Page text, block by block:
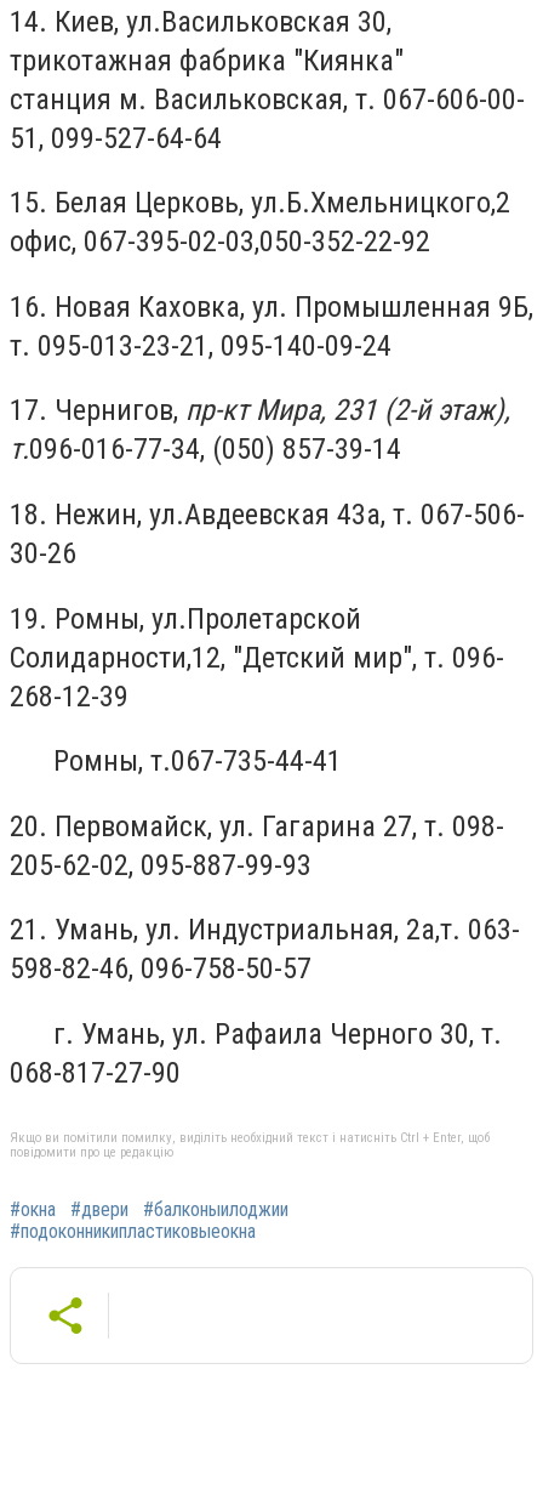
14. Киев, ул.Васильковская 30,
трикотажная фабрика "Киянка"
станция м. Васильковская, т. 067-606-00-
51, 099-527-64-64
15. Белая Церковь, ул.Б.Хмельницкого,2
офис, 067-395-02-03,050-352-22-92
16. Новая Каховка, ул. Промышленная 9Б,
т. 095-013-23-21, 095-140-09-24
17. Чернигов, пр-кт Мира, 231 (2-й этаж),
т.096-016-77-34, (050) 857-39-14
18. Нежин, ул.Авдеевская 43а, т. 067-506-
30-26
19. Ромны, ул.Пролетарской
Солидарности,12, "Детский мир", т. 096-
268-12-39
Ромны, т.067-735-44-41
20. Первомайск, ул. Гагарина 27, т. 098-
205-62-02, 095-887-99-93
21. Умань, ул. Индустриальная, 2а,т. 063-
598-82-46, 096-758-50-57
г. Умань, ул. Рафаила Черного 30, т.
068-817-27-90
Якщо ви помітили помилку, виділіть необхідний текст і натисніть Ctrl + Enter, щоб
повідомити про це редакцію
#окна #двери
#балконыилоджии
#подоконникипластиковыеокна